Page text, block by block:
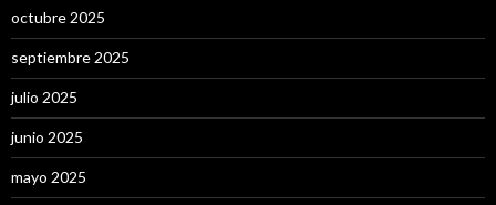
octubre 2025
septiembre 2025
julio 2025
junio 2025
mayo 2025